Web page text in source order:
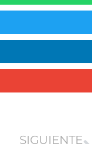
SIGUIENTE